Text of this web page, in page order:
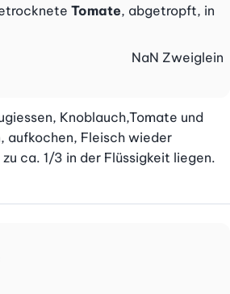
Tomate, abgetropft, in
NaN Zweiglein
Knoblauch,Tomate und
aufkochen, Fleisch wieder
ca. 1/3 in der Flüssigkeit liegen.